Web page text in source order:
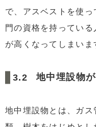
で、アスベストを使
門の資格を持ってい
が高くなってしまいま
地中埋設物
地中埋設物とは、ガ